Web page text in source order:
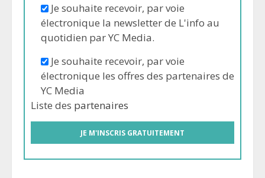
Je souhaite recevoir, par voie
électronique la newsletter de L'info au
quotidien par YC Media.
Je souhaite recevoir, par voie
électronique les offres des partenaires de
YC Media
Liste des partenaires